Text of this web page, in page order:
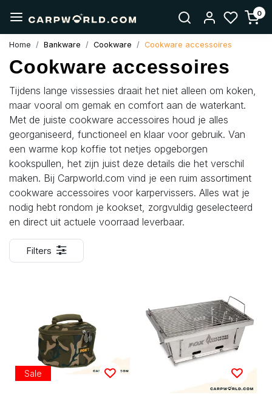
0
Home Bankware Cookware Cookware accessoires
Cookware accessoires
Tijdens lange vissessies draait het niet alleen om koken,
maar vooral om gemak en comfort aan de waterkant.
Met de juiste cookware accessoires houd je alles
georganiseerd, functioneel en klaar voor gebruik. Van
een warme kop koffie tot netjes opgeborgen
kookspullen, het zijn juist deze details die het verschil
maken. Bij Carpworld.com vind je een ruim assortiment
cookware accessoires voor karpervissers. Alles wat je
nodig hebt rondom je kookset, zorgvuldig geselecteerd
en direct uit actuele voorraad leverbaar.
Filters
Sale